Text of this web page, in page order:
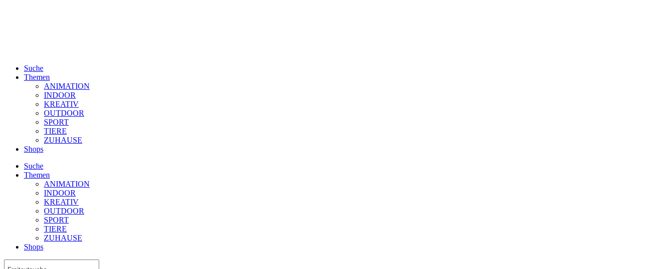
Suche
Themen
ANIMATION
INDOOR
KREATIV
OUTDOOR
SPORT
TIERE
ZUHAUSE
Shops
Suche
Themen
ANIMATION
INDOOR
KREATIV
OUTDOOR
SPORT
TIERE
ZUHAUSE
Shops